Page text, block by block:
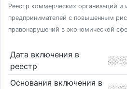
Реестр коммерческих организаций и
предпринимателей с повышенным
правонарушений в экономической
Дата включения в
реестр
Основания включения в